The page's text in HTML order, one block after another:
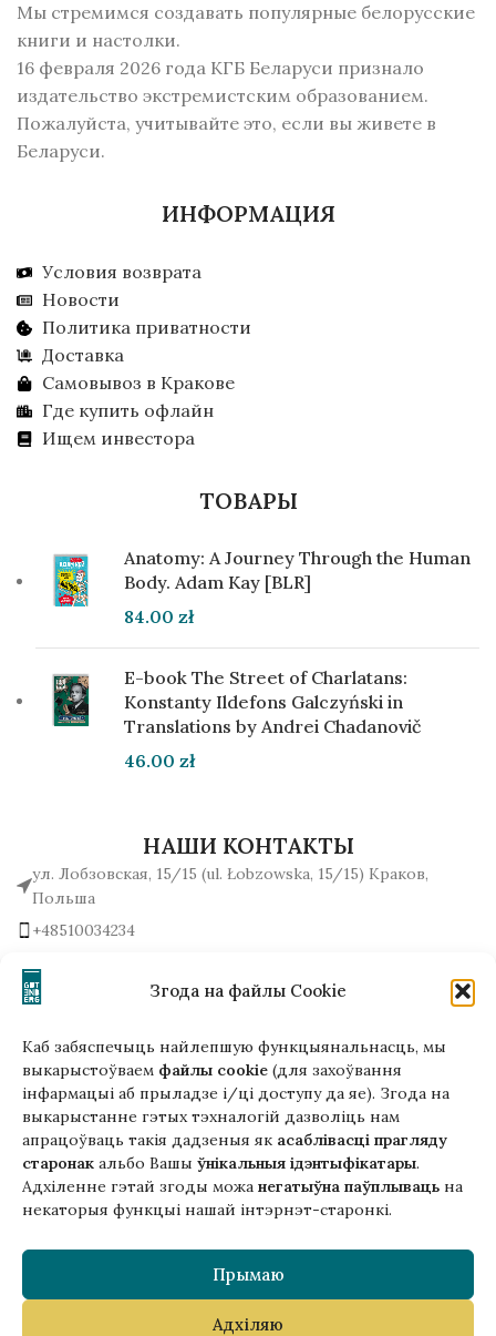
Згода на файлы Cookie
Каб забяспечыць найлепшую функцыянальнасць, мы
выкарыстоўваем файлы cookie (для захоўвання
інфармацыі аб прыладзе і/ці доступу да яе). Згода на
выкарыстанне гэтых тэхналогій дазволіць нам
апрацоўваць такія дадзеныя як асаблівасці прагляду
старонак альбо Вашы ўнікальныя ідэнтыфікатары.
Адхіленне гэтай згоды можа негатыўна паўплываць на
некаторыя функцыі нашай інтэрнэт-старонкі.
Прымаю
Адхіляю
Гэтая версія сайта створана
ў рамках праекта ArtPower
з падтрымкай Еўрапейскага Саюзу
Мы стремимся создавать популярные белорусские
книги и настолки.
16 февраля 2026 года КГБ Беларуси признало
издательство экстремистским образованием.
Пожалуйста, учитывайте это, если вы живете в
Беларуси.
ИНФОРМАЦИЯ
Условия возврата
Новости
Политика приватности
Доставка
Самовывоз в Кракове
Где купить офлайн
Ищем инвестора
ТОВАРЫ
Anatomy: A Journey Through the Human
Body. Adam Kay [BLR]
84.00 zł
E-book The Street of Charlatans:
Konstanty Ildefons Galczyński in
Translations by Andrei Chadanovič
46.00 zł
НАШИ КОНТАКТЫ
ул. Лобзовская, 15/15 (ul. Łobzowska, 15/15) Краков,
Польша
+48510034234
Написать нам!